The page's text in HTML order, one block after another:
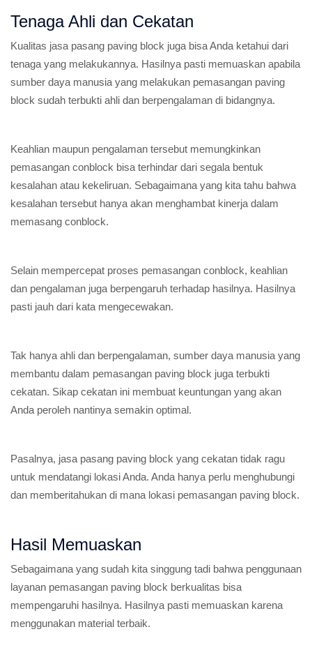
Tenaga Ahli dan Cekatan
Kualitas jasa pasang paving block juga bisa Anda ketahui dari
tenaga yang melakukannya. Hasilnya pasti memuaskan apabila
sumber daya manusia yang melakukan pemasangan paving
block sudah terbukti ahli dan berpengalaman di bidangnya.
Keahlian maupun pengalaman tersebut memungkinkan
pemasangan conblock bisa terhindar dari segala bentuk
kesalahan atau kekeliruan. Sebagaimana yang kita tahu bahwa
kesalahan tersebut hanya akan menghambat kinerja dalam
memasang conblock.
Selain mempercepat proses pemasangan conblock, keahlian
dan pengalaman juga berpengaruh terhadap hasilnya. Hasilnya
pasti jauh dari kata mengecewakan.
Tak hanya ahli dan berpengalaman, sumber daya manusia yang
membantu dalam pemasangan paving block juga terbukti
cekatan. Sikap cekatan ini membuat keuntungan yang akan
Anda peroleh nantinya semakin optimal.
Pasalnya, jasa pasang paving block yang cekatan tidak ragu
untuk mendatangi lokasi Anda. Anda hanya perlu menghubungi
dan memberitahukan di mana lokasi pemasangan paving block.
Hasil Memuaskan
Sebagaimana yang sudah kita singgung tadi bahwa penggunaan
layanan pemasangan paving block berkualitas bisa
mempengaruhi hasilnya. Hasilnya pasti memuaskan karena
menggunakan material terbaik.